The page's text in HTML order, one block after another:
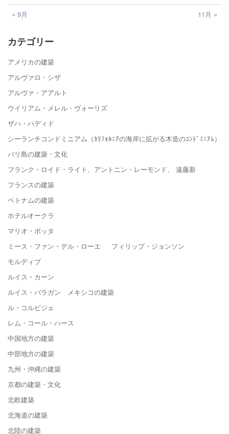
« 9月 11月 »
カテゴリー
アメリカの建築
アルヴァロ・シザ
アルヴァ・アアルト
ウイリアム・メレル・ヴォーリズ
ザハ・ハディド
シーランチコンドミニアム（ｶﾘﾌｫﾙﾆｱの海岸に拡がる木造のｺﾝﾄﾞﾐﾆｱﾑ）
バリ島の建築・文化
フランク・ロイド・ライト、アントニン・レーモンド、 遠藤新
フランスの建築
ベトナムの建築
ホテルオークラ
マリオ・ボッタ
ミース・ファン・デル・ローエ フィリップ・ジョンソン
モルディブ
ルイス・カーン
ルイス・バラガン メキシコの建築
ル・コルビジェ
レム・コール・ハース
中国地方の建築
中部地方の建築
九州・沖縄の建築
京都の建築・文化
北欧建築
北海道の建築
北陸の建築